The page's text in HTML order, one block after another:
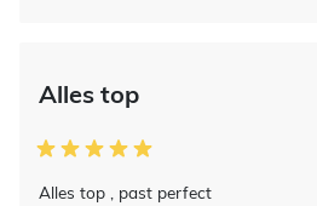
Alles top
Alles top , past perfect